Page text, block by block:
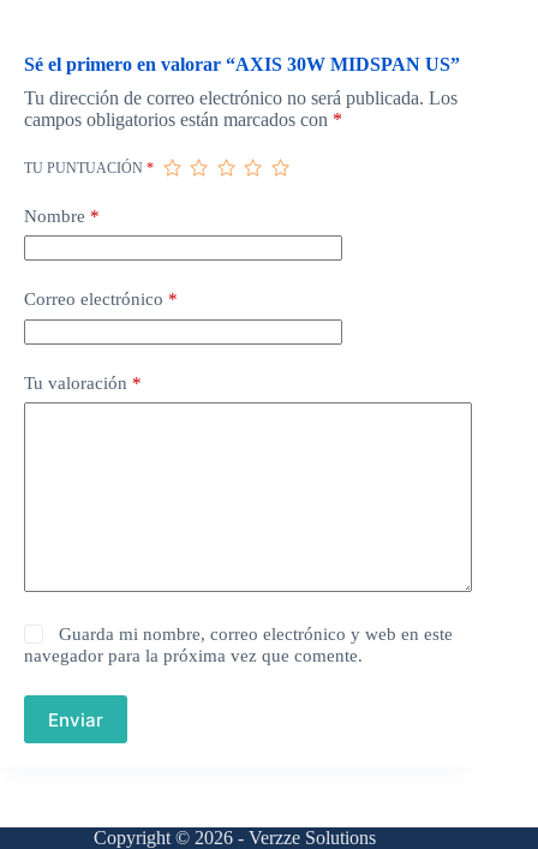
Sé el primero en valorar “AXIS 30W MIDSPAN US”
Tu dirección de correo electrónico no será publicada. Los
campos obligatorios están marcados con *
TU PUNTUACIÓN *
Nombre *
Correo electrónico *
Tu valoración *
Guarda mi nombre, correo electrónico y web en este
navegador para la próxima vez que comente.
Enviar
Copyright © 2026 - Verzze Solutions